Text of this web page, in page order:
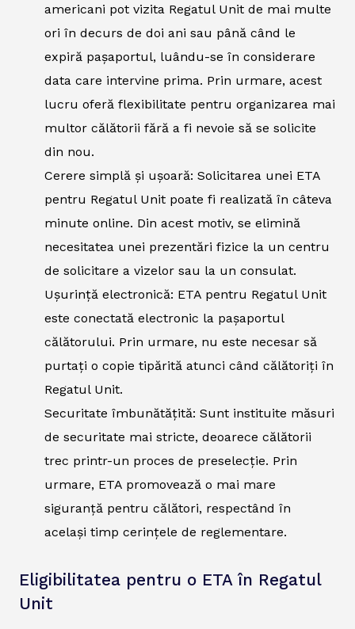
americani pot vizita Regatul Unit de mai multe
ori în decurs de doi ani sau până când le
expiră pașaportul, luându-se în considerare
data care intervine prima. Prin urmare, acest
lucru oferă flexibilitate pentru organizarea mai
multor călătorii fără a fi nevoie să se solicite
din nou.
Cerere simplă și ușoară: Solicitarea unei ETA
pentru Regatul Unit poate fi realizată în câteva
minute online. Din acest motiv, se elimină
necesitatea unei prezentări fizice la un centru
de solicitare a vizelor sau la un consulat.
Ușurință electronică: ETA pentru Regatul Unit
este conectată electronic la pașaportul
călătorului. Prin urmare, nu este necesar să
purtați o copie tipărită atunci când călătoriți în
Regatul Unit.
Securitate îmbunătățită: Sunt instituite măsuri
de securitate mai stricte, deoarece călătorii
trec printr-un proces de preselecție. Prin
urmare, ETA promovează o mai mare
siguranță pentru călători, respectând în
același timp cerințele de reglementare.
Eligibilitatea pentru o ETA în Regatul
Unit